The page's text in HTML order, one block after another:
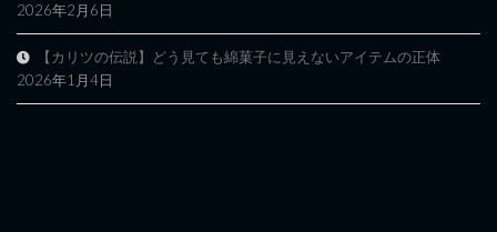
2026年2月6日
【カリツの伝説】どう見ても綿菓子に見えないアイテムの正体
2026年1月4日